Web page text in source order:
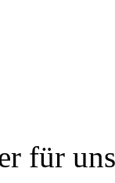
für